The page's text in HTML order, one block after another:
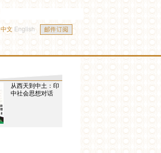
中文 English
从西天到中土：印
中社会思想对话